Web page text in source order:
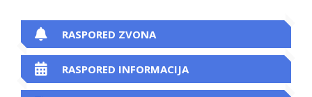
RASPORED ZVONA
RASPORED INFORMACIJA